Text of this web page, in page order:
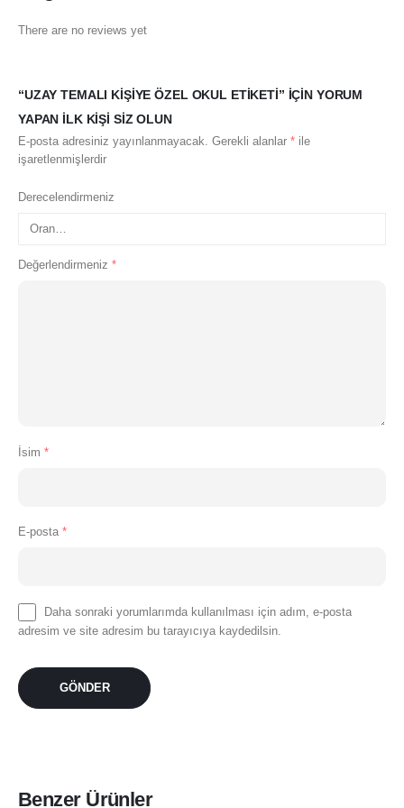
There are no reviews yet
“UZAY TEMALI KIŞIYE ÖZEL OKUL ETIKETI” IÇIN YORUM
YAPAN ILK KIŞI SIZ OLUN
E-posta adresiniz yayınlanmayacak. Gerekli alanlar * ile
işaretlenmişlerdir
Derecelendirmeniz
Değerlendirmeniz *
İsim *
E-posta *
Daha sonraki yorumlarımda kullanılması için adım, e-posta
adresim ve site adresim bu tarayıcıya kaydedilsin.
Benzer Ürünler